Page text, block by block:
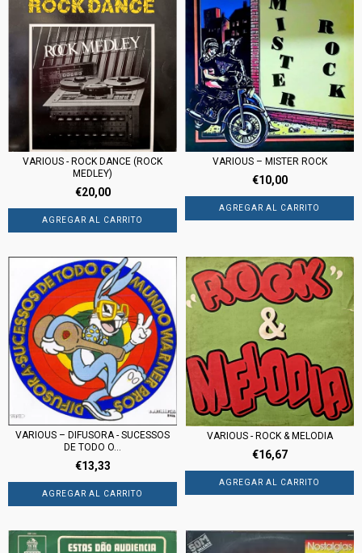
VARIOUS - ROCK DANCE (ROCK
MEDLEY)
€20,00
VARIOUS – MISTER ROCK
€10,00
VARIOUS – DIFUSORA - SUCESSOS
DE TODO O...
€13,33
VARIOUS - ROCK & MELODIA
€16,67